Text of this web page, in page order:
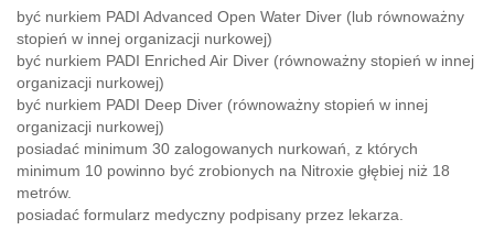
być nurkiem PADI Advanced Open Water Diver (lub równoważny
stopień w innej organizacji nurkowej)
być nurkiem PADI Enriched Air Diver (równoważny stopień w innej
organizacji nurkowej)
być nurkiem PADI Deep Diver (równoważny stopień w innej
organizacji nurkowej)
posiadać minimum 30 zalogowanych nurkowań, z których
minimum 10 powinno być zrobionych na Nitroxie głębiej niż 18
metrów.
posiadać formularz medyczny podpisany przez lekarza.